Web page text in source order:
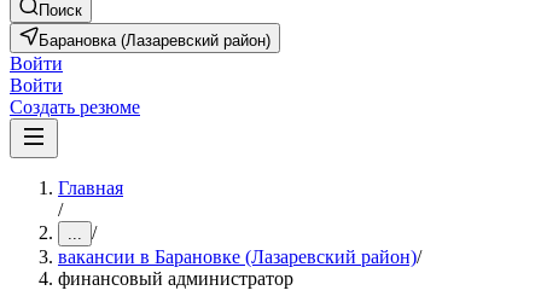
Поиск
Барановка (Лазаревский район)
Войти
Войти
Создать резюме
Главная
/
... /
вакансии в Барановке (Лазаревский район)/
финансовый администратор